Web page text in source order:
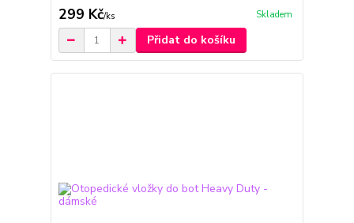
299 Kč/ks Skladem
Přidat do košíku